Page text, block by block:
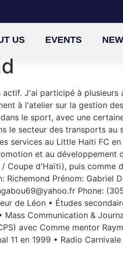
US EVENTS
J'ai participé à
à l'atelier sur la gestion
le sport, avec une
secteur des transports au
services au Little Haiti FC
et au
Coupe d'Haïti), puis
Prénom: Gabriel
Phone:
de Léon • Études
Communication &
avec Comme mentor
11 en 1999 • Radio